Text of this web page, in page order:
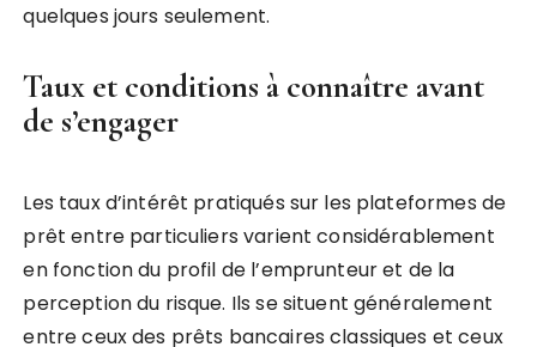
quelques jours seulement.
Taux et conditions à connaître avant
de s’engager
Les taux d’intérêt pratiqués sur les plateformes de
prêt entre particuliers varient considérablement
en fonction du profil de l’emprunteur et de la
perception du risque. Ils se situent généralement
entre ceux des prêts bancaires classiques et ceux